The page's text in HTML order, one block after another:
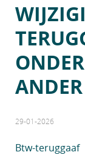
29-01-2026
Btw-teruggaaf